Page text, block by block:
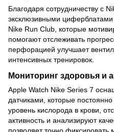
Благодаря сотрудничеству с
эксклюзивными
Nike Run Club, которые
помогают отслеживать
перфорацией улучшает
интенсивных тренировок.
Мониторинг здоровья и
Apple Watch Nike Series 7
датчиками, которые
уровень кислорода в крови,
активность и анализируют